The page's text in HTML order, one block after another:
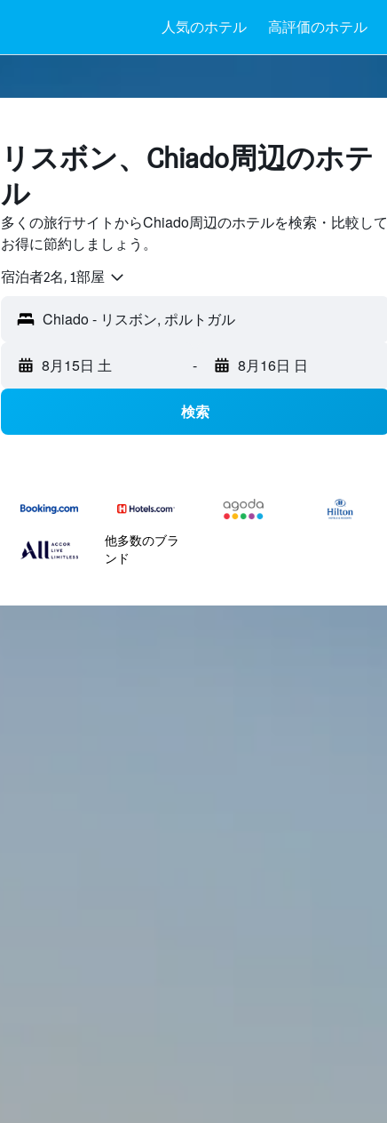
人気のホテル 高評価のホテル
リスボン​、Chiado周辺のホテ
ル
多くの旅行サイトからChiado周辺のホテルを検索・比較して
お得に節約しましょう。
宿泊者2名, 1​部屋
8月15日 土 - 8月16日 日
検索
他多数のブラ
ンド